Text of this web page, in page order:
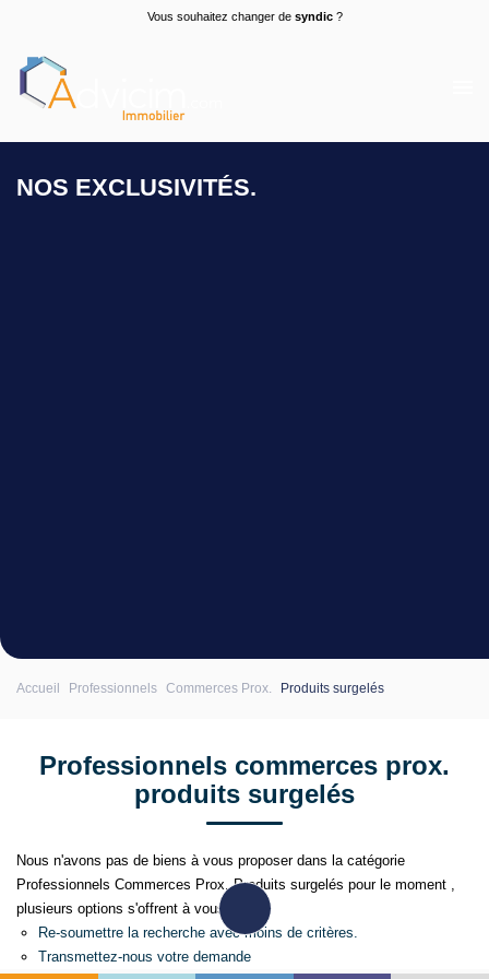
Vous souhaitez changer desyndic?
NOS EXCLUSIVITÉS.
Accueil Professionnels Commerces Prox. Produits surgelés
Professionnels commerces prox.
produits surgelés
Nous n'avons pas de biens à vous proposer dans la catégorie
Professionnels Commerces Prox. Produits surgelés pour le
moment , plusieurs options s'offrent à vous :
Re-soumettre la recherche avec moins de critères.
Transmettez-nous votre demande